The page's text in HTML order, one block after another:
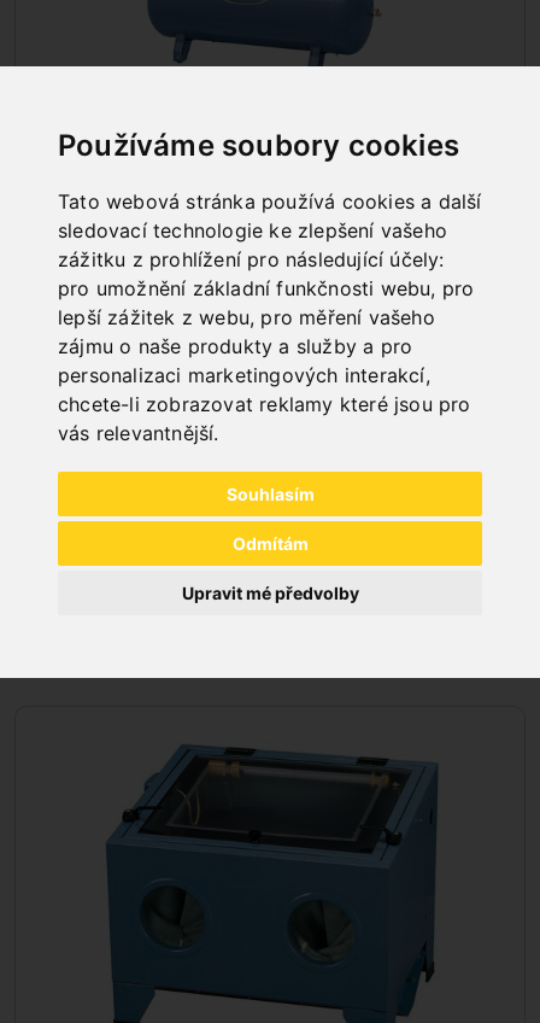
Používáme soubory cookies
Tato webová stránka používá cookies a další
sledovací technologie ke zlepšení vašeho
zážitku z prohlížení pro následující účely:
pro umožnění základní funkčnosti webu, pro
lepší zážitek z webu, pro měření vašeho
zájmu o naše produkty a služby a pro
personalizaci marketingových interakcí,
chcete-li zobrazovat reklamy které jsou pro
vás relevantnější.
Souhlasím
Odmítám
Upravit mé předvolby
KOMPRESORY